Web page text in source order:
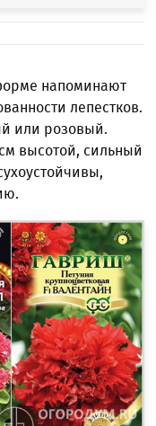
напоминают
лепестков.
или розовый.
высотой, сильный